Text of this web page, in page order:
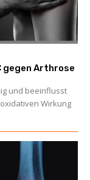
gegen Arthrose
und beeinflusst
Wirkung